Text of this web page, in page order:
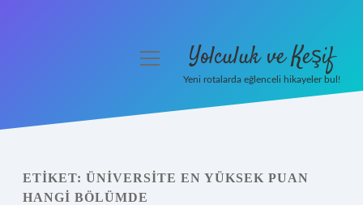
Yasal Uyarı
menüyü Yolculuk ve Keşif
Yeni rotalarda eğlenceli hikayeler bul!
ETIKET: ÜNIVERSITE EN YÜKSEK PUAN
HANGI BÖLÜMDE